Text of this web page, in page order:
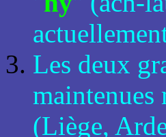
Les deux
maintenues
(Liège,